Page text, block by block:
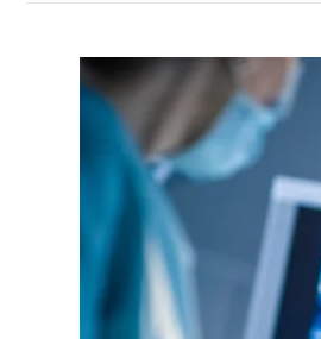
Como
escolher
cirurgião
plástico?